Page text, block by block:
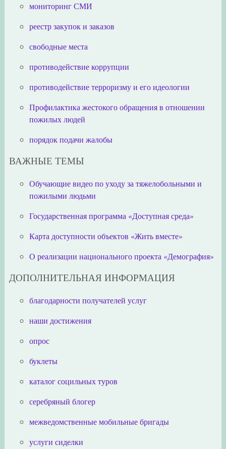
мониторинг СМИ
реестр закупок и заказов
свободные места
противодействие коррупции
противодействие терроризму и его идеологии
Профилактика жестокого обращения в отношении
пожилых людей
порядок подачи жалобы
ВАЖНЫЕ ТЕМЫ
Обучающие видео по уходу за тяжелобольными и
пожилыми людьми
Государственная программа «Доступная среда»
Карта доступности объектов «Жить вместе»
О реализации национального проекта «Демография»
ДОПОЛНИТЕЛЬНАЯ ИНФОРМАЦИЯ
благодарности получателей услуг
наши достижения
опрос
буклеты
каталог социльных туров
серебряный блогер
межведомственные мобильные бригады
услуги сиделки